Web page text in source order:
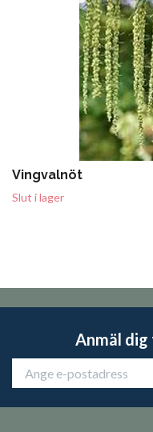
Vingvalnöt
Slut i lager
Anmäl